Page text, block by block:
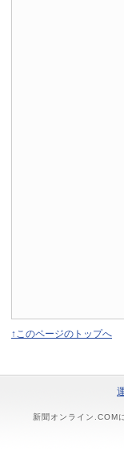
↑このページのトップへ
新聞オンライン.COM